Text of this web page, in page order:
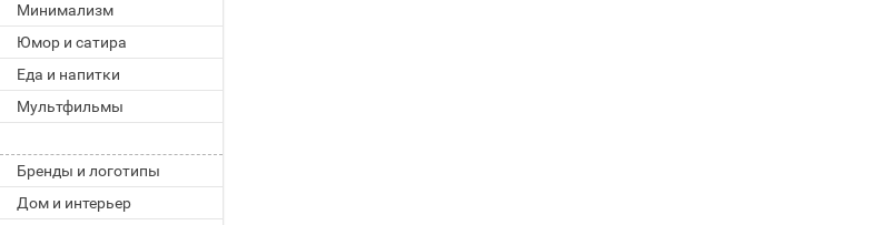
Минимализм
Юмор и сатира
Еда и напитки
Мультфильмы
Бренды и логотипы
Дом и интерьер